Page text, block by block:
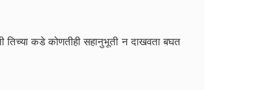
तिच्या कडे कोणतीही सहानुभूती न दाखवता बघत